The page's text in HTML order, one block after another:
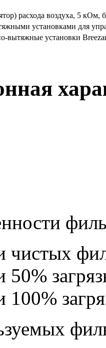
расхода воздуха, 5 кОм,
установками для
вытяжные установки
чистых
50%
100%